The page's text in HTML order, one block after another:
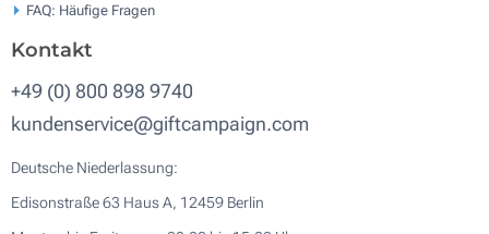
FAQ: Häufige Fragen
Kontakt
+49 (0) 800 898 9740
kundenservice@giftcampaign.com
Deutsche Niederlassung:
Edisonstraße 63 Haus A, 12459 Berlin